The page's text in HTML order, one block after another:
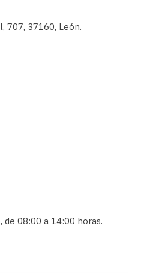
707, 37160, León.
de 08:00 a 14:00 horas.